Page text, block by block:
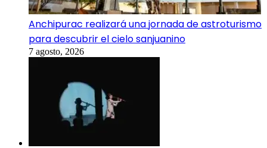
Anchipurac realizará una jornada de astroturismo
para descubrir el cielo sanjuanino
7 agosto, 2026